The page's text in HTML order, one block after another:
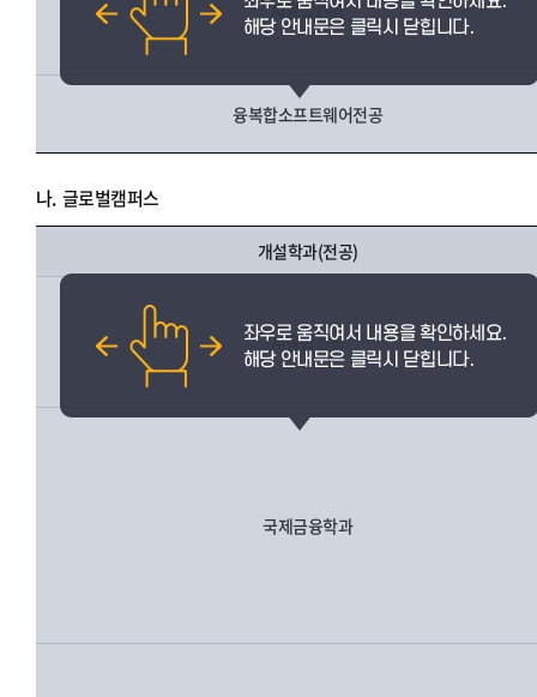
AI융합전공
융복합소프트웨어전공
나. 글로벌캠퍼스
개설학과(전공)
AI융합전공
국제금융학과